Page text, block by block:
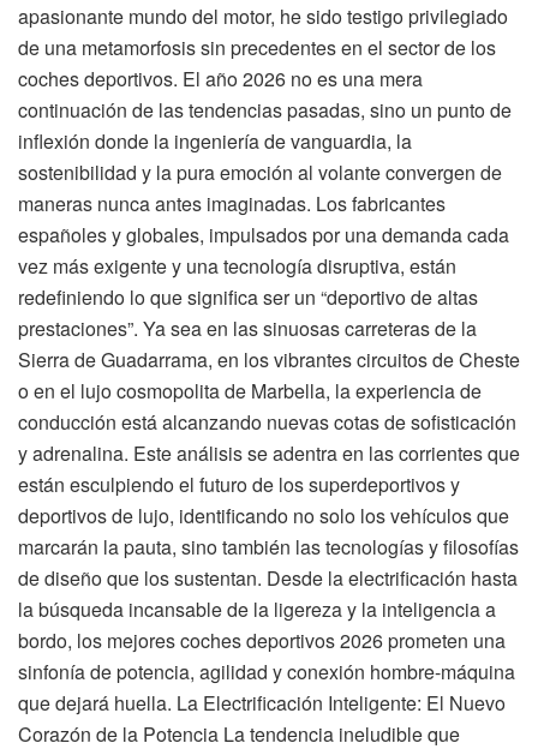
apasionante mundo del motor, he sido testigo privilegiado
de una metamorfosis sin precedentes en el sector de los
coches deportivos. El año 2026 no es una mera
continuación de las tendencias pasadas, sino un punto de
inflexión donde la ingeniería de vanguardia, la
sostenibilidad y la pura emoción al volante convergen de
maneras nunca antes imaginadas. Los fabricantes
españoles y globales, impulsados por una demanda cada
vez más exigente y una tecnología disruptiva, están
redefiniendo lo que significa ser un “deportivo de altas
prestaciones”. Ya sea en las sinuosas carreteras de la
Sierra de Guadarrama, en los vibrantes circuitos de Cheste
o en el lujo cosmopolita de Marbella, la experiencia de
conducción está alcanzando nuevas cotas de sofisticación
y adrenalina. Este análisis se adentra en las corrientes que
están esculpiendo el futuro de los superdeportivos y
deportivos de lujo, identificando no solo los vehículos que
marcarán la pauta, sino también las tecnologías y filosofías
de diseño que los sustentan. Desde la electrificación hasta
la búsqueda incansable de la ligereza y la inteligencia a
bordo, los mejores coches deportivos 2026 prometen una
sinfonía de potencia, agilidad y conexión hombre-máquina
que dejará huella. La Electrificación Inteligente: El Nuevo
Corazón de la Potencia La tendencia ineludible que